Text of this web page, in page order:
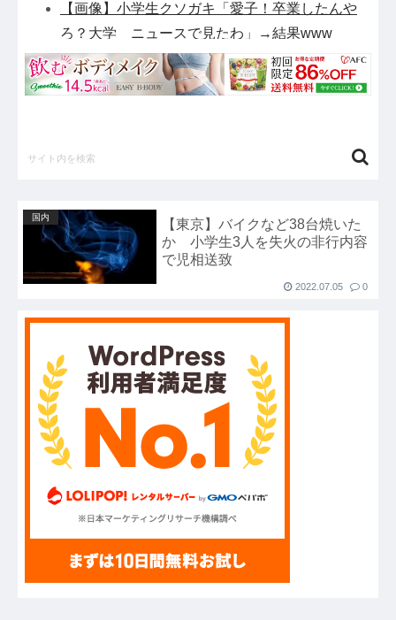
【画像】小学生クソガキ「愛子！卒業したんや
ろ？大学 ニュースで見たわ」→結果www
国連が事実上の機能停止に陥りつつあると関係者
が告白、特に役に立たないくせに高給だけ毟り取
始まる…他
投稿するも女子から「見た目が汚らしい」と叩か
れ謝罪他
【悲報】任天堂キッズさん、「Aボタン長押し」
に気づかず任天堂に修正させてしまう他
ハードオフに売っていた4万4000円のフィギュア
がヤバすぎるｗｗｗｗｗｗ「こんな高いの？ｗ
ｗ」「逆に超安い」
【GIF】JSのカンチョーワロタ
【衝撃】報酬100万円超の治験募集がこちらｗｗ
【愕然】白のクラウン俺氏、高速道路左車線を制
【悲報】佐藤輝明・・・２軍でも盛大にやらかす
国内
【東京】バイクなど38台焼いた
か 小学生3人を失火の非行内容
で児相送致
2022.07.05 0